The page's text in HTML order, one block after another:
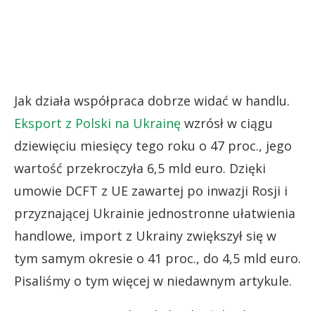
Jak działa współpraca dobrze widać w handlu.
Eksport z Polski na Ukrainę wzrósł w ciągu
dziewięciu miesięcy tego roku o 47 proc., jego
wartość przekroczyła 6,5 mld euro. Dzięki
umowie DCFT z UE zawartej po inwazji Rosji i
przyznającej Ukrainie jednostronne ułatwienia
handlowe, import z Ukrainy zwiększył się w
tym samym okresie o 41 proc., do 4,5 mld euro.
Pisaliśmy o tym więcej w niedawnym artykule.